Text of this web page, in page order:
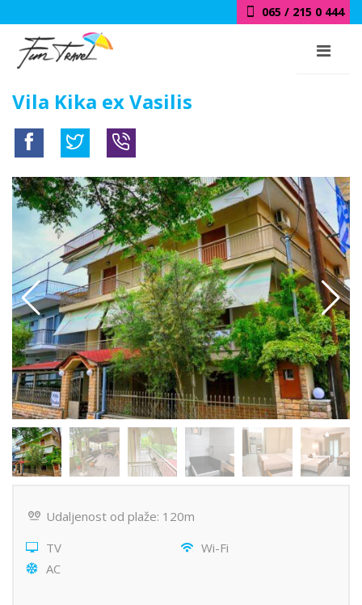
065 / 215 0 444
Vila Kika ex Vasilis
Udaljenost od plaže: 120m
TV
Wi-Fi
AC